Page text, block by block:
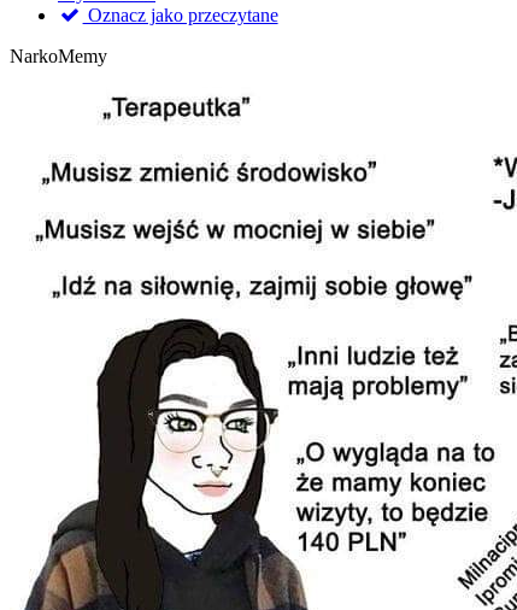
Oznacz jako przeczytane
NarkoMemy